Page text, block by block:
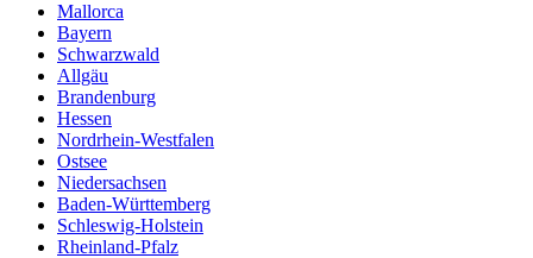
Mallorca
Bayern
Schwarzwald
Allgäu
Brandenburg
Hessen
Nordrhein-Westfalen
Ostsee
Niedersachsen
Baden-Württemberg
Schleswig-Holstein
Rheinland-Pfalz